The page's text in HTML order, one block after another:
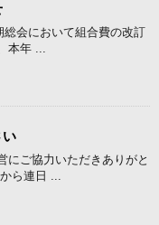
会において組合費の改訂
本年 ...
い
にご協力いただきありがと
ら連日 ...